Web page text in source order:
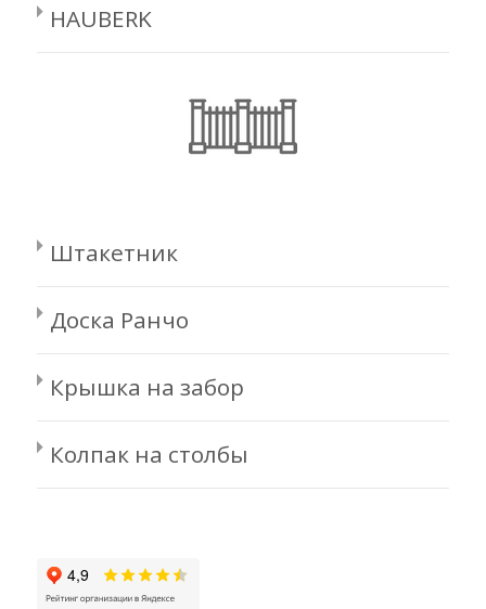
HAUBERK
Штакетник
Доска Ранчо
Крышка на забор
Колпак на столбы